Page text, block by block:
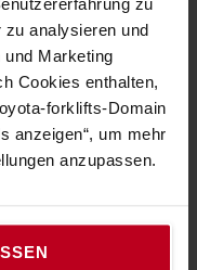
analysieren und
Marketing
Cookies enthalten,
forklifts-Domain
anzeigen“, um mehr
anzupassen.